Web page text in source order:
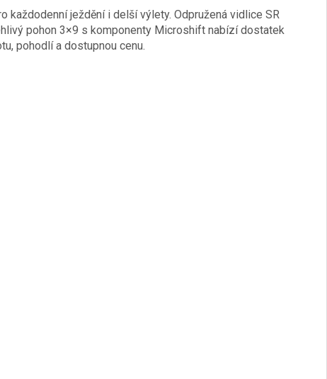
ježdění i delší výlety. Odpružená vidlice SR
pohon 3×9 s komponenty Microshift nabízí dostatek
pohodlí a dostupnou cenu.